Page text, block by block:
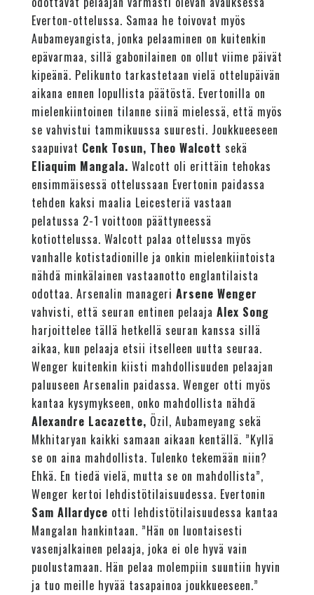
Everton-ottelussa. Samaa he toivovat myös
Aubameyangista, jonka pelaaminen on kuitenkin
epävarmaa, sillä gabonilainen on ollut viime päivät
kipeänä. Pelikunto tarkastetaan vielä ottelupäivän
aikana ennen lopullista päätöstä. Evertonilla on
mielenkiintoinen tilanne siinä mielessä, että myös
se vahvistui tammikuussa suuresti. Joukkueeseen
saapuivat Cenk Tosun, Theo Walcott sekä
Eliaquim Mangala. Walcott oli erittäin tehokas
ensimmäisessä ottelussaan Evertonin paidassa
tehden kaksi maalia Leicesteriä vastaan
pelatussa 2-1 voittoon päättyneessä
kotiottelussa. Walcott palaa ottelussa myös
vanhalle kotistadionille ja onkin mielenkiintoista
nähdä minkälainen vastaanotto englantilaista
odottaa. Arsenalin manageri Arsene Wenger
vahvisti, että seuran entinen pelaaja Alex Song
harjoittelee tällä hetkellä seuran kanssa sillä
aikaa, kun pelaaja etsii itselleen uutta seuraa.
Wenger kuitenkin kiisti mahdollisuuden pelaajan
paluuseen Arsenalin paidassa. Wenger otti myös
kantaa kysymykseen, onko mahdollista nähdä
Alexandre Lacazette, Özil, Aubameyang sekä
Mkhitaryan kaikki samaan aikaan kentällä. ”Kyllä
se on aina mahdollista. Tulenko tekemään niin?
Ehkä. En tiedä vielä, mutta se on mahdollista”,
Wenger kertoi lehdistötilaisuudessa. Evertonin
Sam Allardyce otti lehdistötilaisuudessa kantaa
Mangalan hankintaan. ”Hän on luontaisesti
vasenjalkainen pelaaja, joka ei ole hyvä vain
puolustamaan. Hän pelaa molempiin suuntiin hyvin
ja tuo meille hyvää tasapainoa joukkueeseen.”